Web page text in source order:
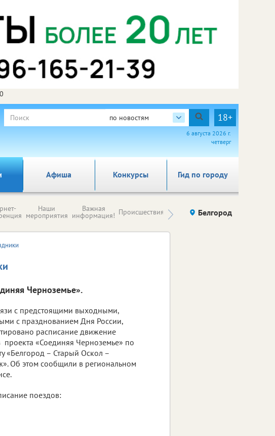
по новостям 18+
6 августа 2026 г.
четверг
Афиша Гид по городу
Конкурсы
Наши
мероприятия
Важная
информация! Происшествия Здоровье компаний (на
правах
Белгород
Черноземье».
с предстоящими выходными,
с празднованием Дня России,
расписание движение
проекта «Соединяя Черноземье» по
«Белгород – Старый Оскол –
Об этом сообщили в региональном
поездов: